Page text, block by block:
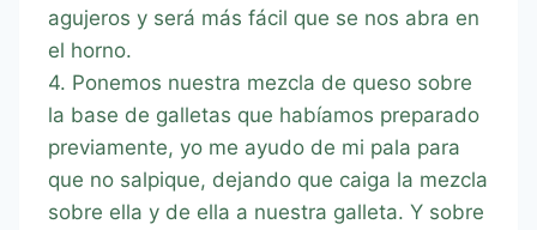
agujeros y será más fácil que se nos abra en
el horno.
4. Ponemos nuestra mezcla de queso sobre
la base de galletas que habíamos preparado
previamente, yo me ayudo de mi pala para
que no salpique, dejando que caiga la mezcla
sobre ella y de ella a nuestra galleta. Y sobre